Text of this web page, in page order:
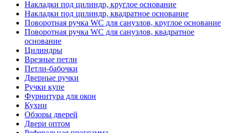
Накладки под цилиндр, круглое основание
Накладки под цилиндр, квадратное основание
Поворотная ручка WC для санузлов, круглое основание
Поворотная ручка WC для санузлов, квадратное
основание
Цилиндры
Врезные петли
Петли-бабочки
Дверные ручки
Ручки купе
Фурнитура для окон
Кухни
Обзоры дверей
Двери оптом